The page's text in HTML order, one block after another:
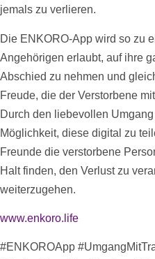
jemals zu verlieren.
Die ENKORO-App wird so zu
Angehörigen erlaubt, auf ihre
Abschied zu nehmen und
Freude, die der Verstorbene
Durch den liebevollen
Möglichkeit, diese digital zu
Freunde die verstorbene
Halt finden, den Verlust zu
weiterzugehen.
www.enkoro.life
#ENKOROApp